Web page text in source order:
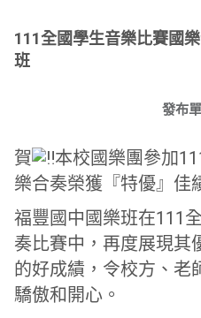
111全國學生音樂比賽國
班
發布
賀
本校國樂團參加
樂合奏榮獲『特優』佳
福豐國中國樂班在111
奏比賽中，再度展現其
的好成績，令校方、老
驕傲和開心。